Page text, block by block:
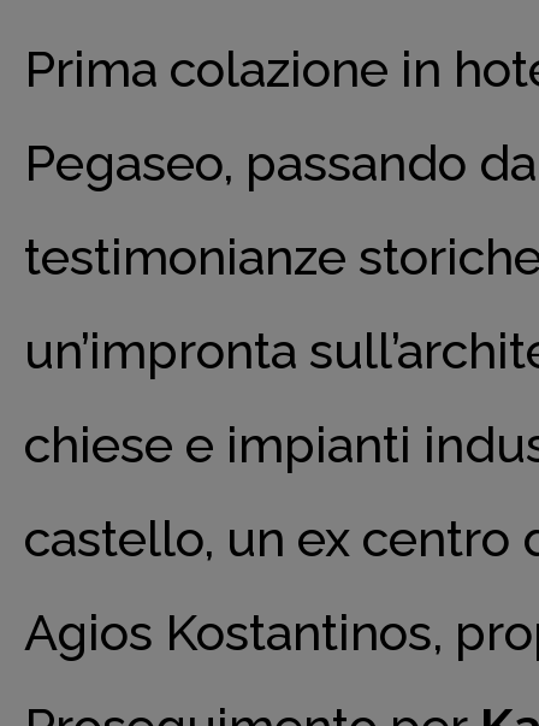
Prima colazione in
Pegaseo, passando
testimonianze
un’impronta
chiese e impianti
castello, un ex centro
Agios Kostantinos,